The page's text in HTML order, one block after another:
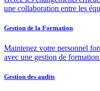
une collaboration entre les
Gestion de la Formation
Maintenez votre personnel
avec une gestion de
Gestion des audits